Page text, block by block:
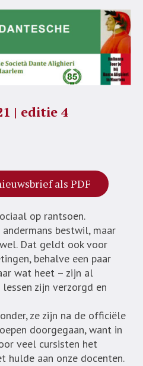
| editie 4
als PDF
op rantsoen.
bestwil, maar
Dat geldt ook voor
behalve een paar
wat heet – zijn al
zijn verzorgd en
ze zijn na de officiële
doorgegaan, want in
veel cursisten het
hulde aan onze docenten.